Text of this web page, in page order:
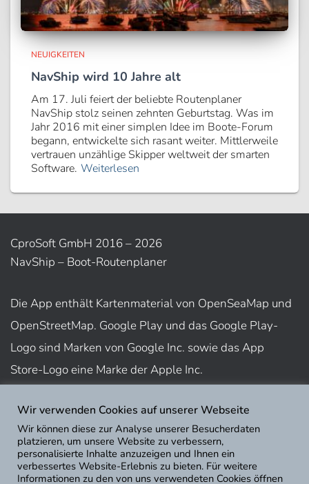
NEUIGKEITEN
NavShip wird 10 Jahre alt
Am 17. Juli feiert der beliebte Routenplaner
NavShip stolz seinen zehnten Geburtstag. Was im
Jahr 2016 mit einer simplen Idee im Boote-Forum
begann, entwickelte sich rasant weiter. Mittlerweile
vertrauen unzählige Skipper weltweit der smarten
Software. Weiterlesen
CproSoft GmbH 2016 – 2026
NavShip – Boot-Routenplaner
Die App enthält Kartenmaterial von OpenSeaMap und
OpenStreetMap. Google Play und das Google Play-
Logo sind Marken von Google Inc. sowie das App
Store-Logo eine Marke der Apple Inc.
Nutzungsbedingungen
Impressum
Datenschutz
Wir verwenden Cookies auf unserer Webseite
Wir können diese zur Analyse unserer Besucherdaten
platzieren, um unsere Website zu verbessern,
personalisierte Inhalte anzuzeigen und Ihnen ein
verbessertes Website-Erlebnis zu bieten. Für weitere
Informationen zu den von uns verwendeten Cookies öffnen